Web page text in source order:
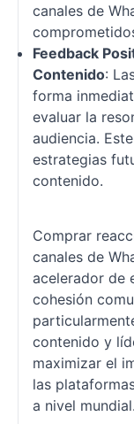
canales de
Feedback
Contenido:
forma
evaluar la
audiencia.
estrategias
contenido.
Comprar
canales de
acelerador de
cohesión
contenido y
maximizar el
las
a nivel mundial.